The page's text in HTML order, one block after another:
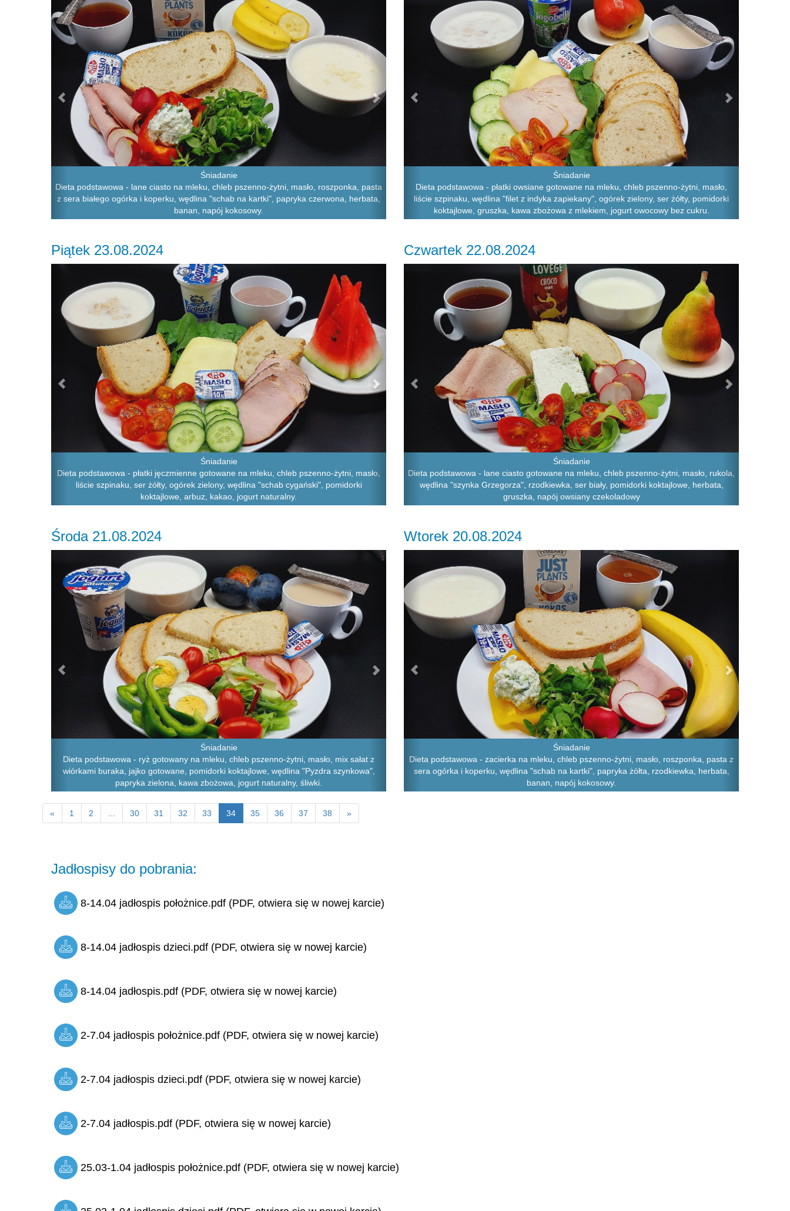
Śniadanie
Dieta podstawowa - lane ciasto na mleku, chleb pszenno-żytni, masło, roszponka, pasta
z sera białego ogórka i koperku, wędlina "schab na kartki", papryka czerwona, herbata,
banan, napój kokosowy.
Śniadanie
Dieta podstawowa - płatki owsiane gotowane na mleku, chleb pszenno-żytni, masło,
liście szpinaku, wędlina "filet z indyka zapiekany", ogórek zielony, ser żółty, pomidorki
koktajlowe, gruszka, kawa zbożowa z mlekiem, jogurt owocowy bez cukru.
Piątek 23.08.2024
Śniadanie
Dieta podstawowa - płatki jęczmienne gotowane na mleku, chleb pszenno-żytni, masło,
liście szpinaku, ser żółty, ogórek zielony, wędlina "schab cygański", pomidorki
koktajlowe, arbuz, kakao, jogurt naturalny.
Czwartek 22.08.2024
Śniadanie
Dieta podstawowa - lane ciasto gotowane na mleku, chleb pszenno-żytni, masło, rukola,
wędlina "szynka Grzegorza", rzodkiewka, ser biały, pomidorki koktajlowe, herbata,
gruszka, napój owsiany czekoladowy
Środa 21.08.2024
Śniadanie
Dieta podstawowa - ryż gotowany na mleku, chleb pszenno-żytni, masło, mix sałat z
wiórkami buraka, jajko gotowane, pomidorki koktajlowe, wędlina "Pyzdra szynkowa",
papryka zielona, kawa zbożowa, jogurt naturalny, śliwki.
Next
Wtorek 20.08.2024
Śniadanie
Dieta podstawowa - zacierka na mleku, chleb pszenno-żytni, masło, roszponka, pasta z
sera ogórka i koperku, wędlina "schab na kartki", papryka żółta, rzodkiewka, herbata,
banan, napój kokosowy.
« 1 2 30 31 32 33 34 35 36 37 38 »
Jadłospisy do pobrania:
8-14.04 jadłospis położnice.pdf (PDF, otwiera się w nowej karcie)
8-14.04 jadłospis dzieci.pdf (PDF, otwiera się w nowej karcie)
8-14.04 jadłospis.pdf (PDF, otwiera się w nowej karcie)
2-7.04 jadłospis położnice.pdf (PDF, otwiera się w nowej karcie)
2-7.04 jadłospis dzieci.pdf (PDF, otwiera się w nowej karcie)
2-7.04 jadłospis.pdf (PDF, otwiera się w nowej karcie)
25.03-1.04 jadłospis położnice.pdf (PDF, otwiera się w nowej karcie)